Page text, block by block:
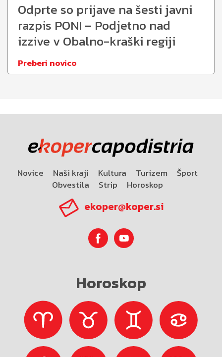
Odprte so prijave na šesti javni
razpis PONI – Podjetno nad
izzive v Obalno-kraški regiji
Preberi novico
Novice Naši kraji Kultura Turizem
Šport
Obvestila
Strip Horoskop
ekoper@koper.si
Horoskop